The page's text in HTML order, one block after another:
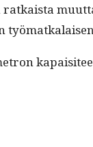
ratkaista